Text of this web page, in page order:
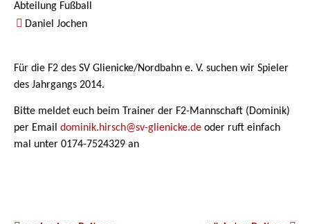
Abteilung Fußball
Daniel Jochen
Für die F2 des SV Glienicke/Nordbahn e. V. suchen wir Spieler
des Jahrgangs 2014.
Bitte meldet euch beim Trainer der F2-Mannschaft (Dominik)
per Email dominik.hirsch@sv-glienicke.de oder ruft einfach
mal unter 0174-7524329 an